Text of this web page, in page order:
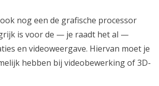
nog een de grafische processor
is voor de — je raadt het al —
en videoweergave. Hiervan moet je
hebben bij videobewerking of 3D-